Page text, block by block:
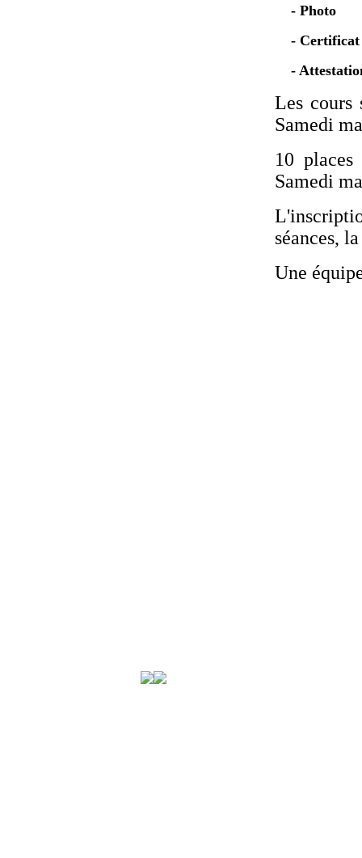
- Photo
- Certificat
-
Les cours
Samedi
10
Samedi
séances,
Une